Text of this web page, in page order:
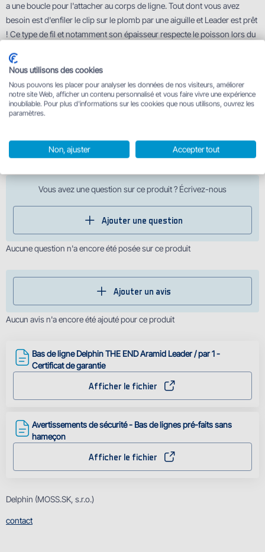
a une boucle pour l'attacher au corps de ligne. Tout dont vous avez
besoin est d'enfiler le clip sur le plomb par une aiguille et Leader est prêt
! Ce type de fil et notamment son épaisseur respecte le poisson lors du
bas de ligne.
Caractéristiques techniques
80 cm / 60lbs
100 cm / 60lbs
Vous avez une question sur ce produit ? Écrivez-nous
Ajouter une question
Aucune question n'a encore été posée sur ce produit
Ajouter un avis
Aucun avis n'a encore été ajouté pour ce produit
Bas de ligne Delphin THE END Aramid Leader / par 1 -
Certificat de garantie
Afficher le fichier
Avertissements de sécurité - Bas de lignes pré-faits sans
hameçon
Afficher le fichier
Delphin (MOSS.SK, s.r.o.)
contact
Nous utilisons des cookies
Nous pouvons les placer pour analyser les données de nos visiteurs, améliorer
notre site Web, afficher un contenu personnalisé et vous faire vivre une expérience
inoubliable. Pour plus d'informations sur les cookies que nous utilisons, ouvrez les
paramètres.
Non, ajuster Accepter tout